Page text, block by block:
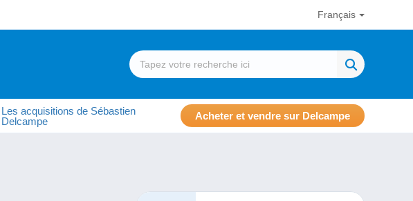
Français
Les acquisitions de Sébastien
Delcampe
Acheter et vendre sur Delcampe